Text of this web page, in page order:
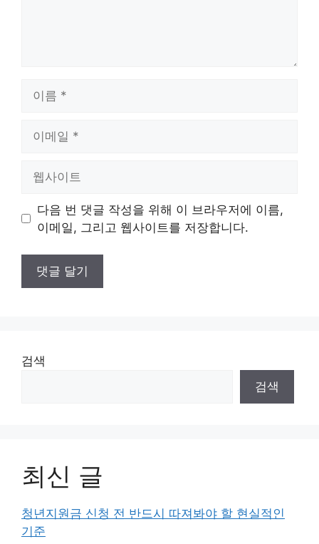
트
다음 번 댓글 작성을 위해 이 브라우저에 이름,
이메일, 그리고 웹사이트를 저장합니다.
검색
검색
최신 글
청년지원금 신청 전 반드시 따져봐야 할 현실적인
기준